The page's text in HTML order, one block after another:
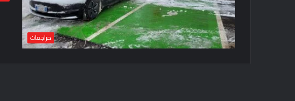
مراجعات